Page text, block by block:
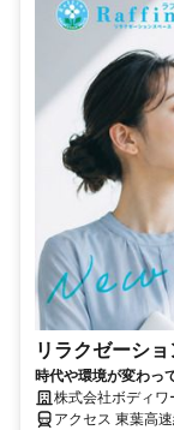
リラクゼーシ
時代や環境が変わっ
の仕事。手に職を身
株式会社ボディ
アクセス 東葉高